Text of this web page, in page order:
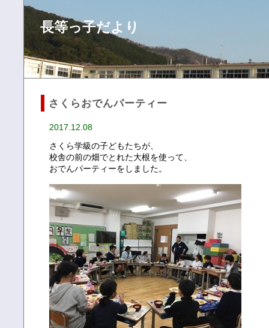
長等っ子だより
さくらおでんパーティー
2017.12.08
さくら学級の子どもたちが、
校舎の前の畑でとれた大根を使って、
おでんパーティーをしました。